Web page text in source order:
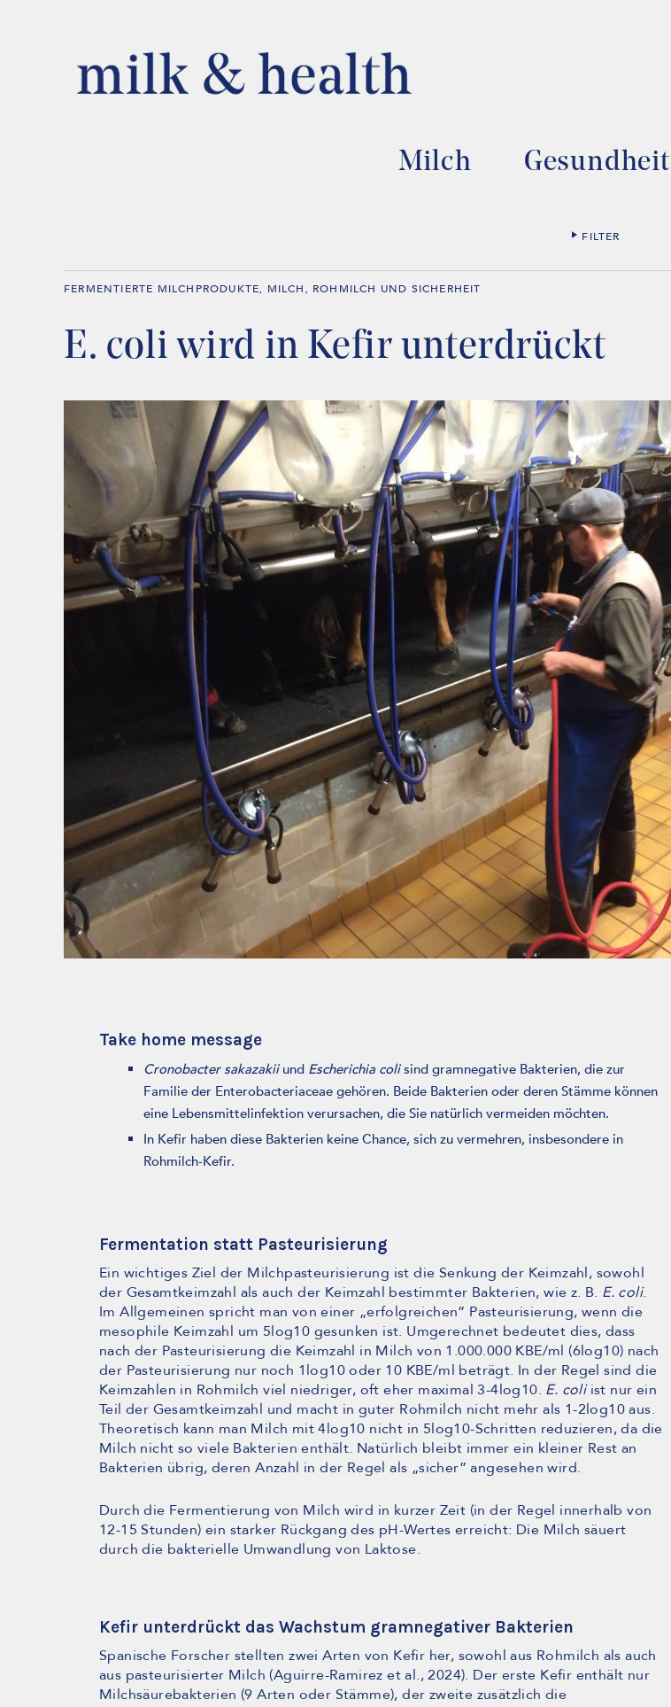
Milch Gesundheit
FILTER
FERMENTIERTE MILCHPRODUKTE, MILCH , ROHMILCH UND SICHERHEIT
E. coli wird in Kefir unterdrückt
Take home message
Cronobacter sakazakiiund Escherichia colisind gramnegative Bakterien, die zur
Familie der Enterobacteriaceae gehören. Beide Bakterien oder deren Stämme können
eine Lebensmittelinfektion verursachen, die Sie natürlich vermeiden möchten.
In Kefir haben diese Bakterien keine Chance, sich zu vermehren, insbesondere in
Rohmilch-Kefir.
Fermentation statt Pasteurisierung
Ein wichtiges Ziel der Milchpasteurisierung ist die Senkung der Keimzahl, sowohl
der Gesamtkeimzahl als auch der Keimzahl bestimmter Bakterien, wie z. B. E. coli.
Im Allgemeinen spricht man von einer „erfolgreichen” Pasteurisierung, wenn die
mesophile Keimzahl um 5log10 gesunken ist. Umgerechnet bedeutet dies, dass
nach der Pasteurisierung die Keimzahl in Milch von 1.000.000 KBE/ml (6log10) nach
der Pasteurisierung nur noch 1log10 oder 10 KBE/ml beträgt. In der Regel sind die
Keimzahlen in Rohmilch viel niedriger, oft eher maximal 3-4log10. E. coliist nur ein
Teil der Gesamtkeimzahl und macht in guter Rohmilch nicht mehr als 1-2log10 aus.
Theoretisch kann man Milch mit 4log10 nicht in 5log10-Schritten reduzieren, da die
Milch nicht so viele Bakterien enthält. Natürlich bleibt immer ein kleiner Rest an
Bakterien übrig, deren Anzahl in der Regel als „sicher” angesehen wird.
Durch die Fermentierung von Milch wird in kurzer Zeit (in der Regel innerhalb von
12-15 Stunden) ein starker Rückgang des pH-Wertes erreicht: Die Milch säuert
durch die bakterielle Umwandlung von Laktose.
Kefir unterdrückt das Wachstum gramnegativer Bakterien
Spanische Forscher stellten zwei Arten von Kefir her, sowohl aus Rohmilch als auch
aus pasteurisierter Milch (Aguirre-Ramirez et al., 2024). Der erste Kefir enthält nur
Milchsäurebakterien (9 Arten oder Stämme), der zweite zusätzlich die